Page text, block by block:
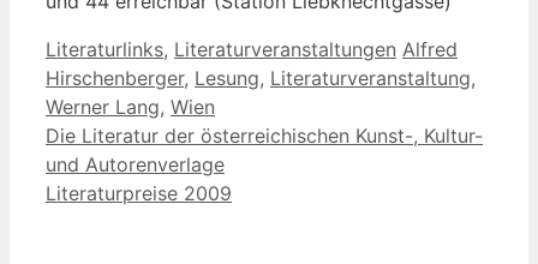
Kategorien
Literaturlinks, Literaturveranstaltungen Schlagwörter
Alfred
Hirschenberger, Lesung, Literaturveranstaltung,
Werner Lang, Wien
Die Literatur der österreichischen Kunst-, Kultur-
und Autorenverlage
Literaturpreise 2009